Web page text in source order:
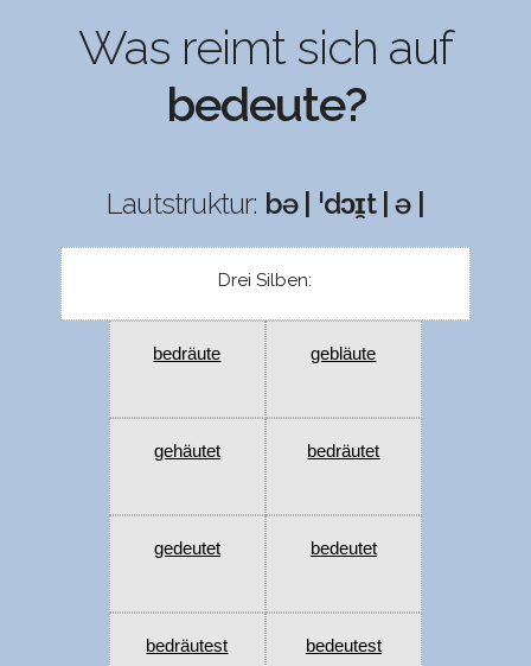
Was reimt sich auf
bedeute?
Lautstruktur: bə | ˈdɔɪ̯t | ə |
Drei Silben:
bedräute gebläute
gehäutet bedräutet
gedeutet bedeutet
bedräutest bedeutest